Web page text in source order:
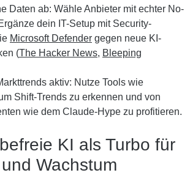
Daten ab: Wähle Anbieter mit echter No-
dein IT-Setup mit Security-
Microsoft Defender gegen neue KI-
(The Hacker News, Bleeping
aktiv: Nutze Tools wie
Shift-Trends zu erkennen und von
wie dem Claude-Hype zu profitieren.
KI als Turbo für
Wachstum